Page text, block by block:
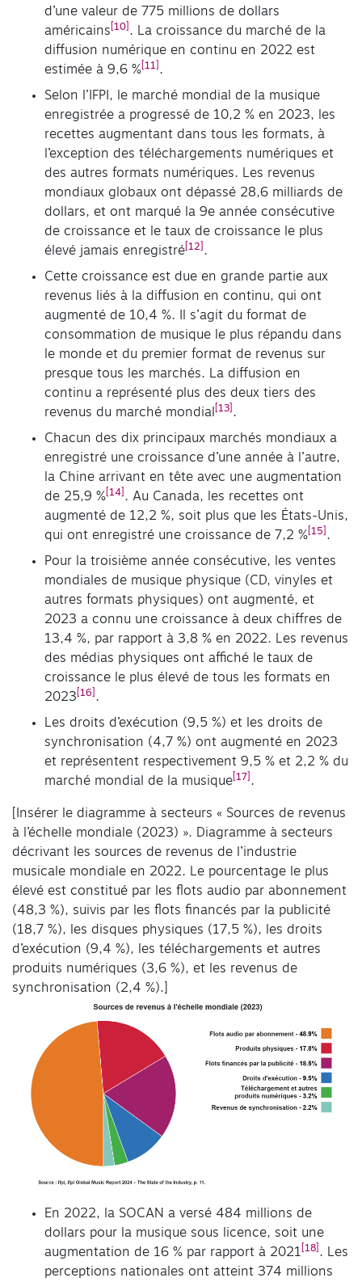
d’une valeur de 775 millions de dollars
américains [10] . La croissance du marché de la
diffusion numérique en continu en 2022 est
estimée à 9,6 % [11] .
Selon l’IFPI, le marché mondial de la musique
enregistrée a progressé de 10,2 % en 2023, les
recettes augmentant dans tous les formats, à
l’exception des téléchargements numériques et
des autres formats numériques. Les revenus
mondiaux globaux ont dépassé 28,6 milliards de
dollars, et ont marqué la 9e année consécutive
de croissance et le taux de croissance le plus
élevé jamais enregistré [12] .
Cette croissance est due en grande partie aux
revenus liés à la diffusion en continu, qui ont
augmenté de 10,4 %. Il s’agit du format de
consommation de musique le plus répandu dans
le monde et du premier format de revenus sur
presque tous les marchés. La diffusion en
continu a représenté plus des deux tiers des
revenus du marché mondial
[13] .
Chacun des dix principaux marchés mondiaux a
enregistré une croissance d’une année à l’autre,
la Chine arrivant en tête avec une augmentation
de 25,9 % [14] . Au Canada, les recettes ont
augmenté de 12,2 %, soit plus que les États-Unis,
qui ont enregistré une croissance de 7,2 % [15] .
Pour la troisième année consécutive, les ventes
mondiales de musique physique (CD, vinyles et
autres formats physiques) ont augmenté, et
2023 a connu une croissance à deux chiffres de
13,4 %, par rapport à 3,8 % en 2022. Les revenus
des médias physiques ont affiché le taux de
croissance le plus élevé de tous les formats en
2023 [16] .
Les droits d’exécution (9,5 %) et les droits de
synchronisation (4,7 %) ont augmenté en 2023
et représentent respectivement 9,5 % et 2,2 % du
marché mondial de la musique [17] .
[Insérer le diagramme à secteurs « Sources de revenus
à l’échelle mondiale (2023) ». Diagramme à secteurs
décrivant les sources de revenus de l’industrie
musicale mondiale en 2022. Le pourcentage le plus
élevé est constitué par les flots audio par abonnement
(48,3 %), suivis par les flots financés par la publicité
(18,7 %), les disques physiques (17,5 %), les droits
d’exécution (9,4 %), les téléchargements et autres
produits numériques (3,6 %), et les revenus de
synchronisation (2,4 %).]
En 2022, la SOCAN a versé 484 millions de
dollars pour la musique sous licence, soit une
augmentation de 16 % par rapport à 2021
[18] . Les
perceptions nationales ont atteint 374 millions